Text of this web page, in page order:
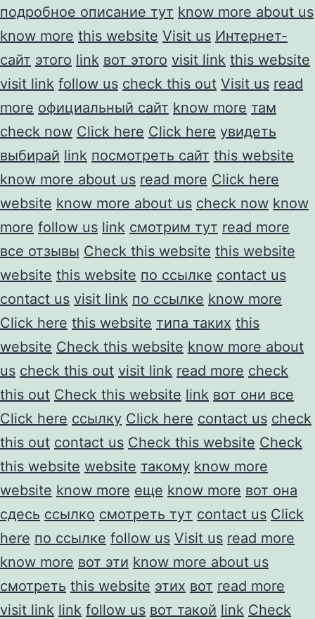
подробное описание тут know more about us
know more this website Visit us Интернет-
сайт этого link вот этого visit link this website
visit link follow us check this out Visit us read
more официальный сайт know more там
check now Click here Click here увидеть
выбирай link посмотреть сайт this website
know more about us read more Click here
website know more about us check now know
more follow us link смотрим тут read more
все отзывы Check this website this website
website this website по ссылке contact us
contact us visit link по ссылке know more
Click here this website типа таких this
website Check this website know more about
us check this out visit link read more check
this out Check this website link вот они все
Click here ссылку Click here contact us check
this out contact us Check this website Check
this website website такому know more
website know more еще know more вот она
сдесь ссылко смотреть тут contact us Click
here по ссылке follow us Visit us read more
know more вот эти know more about us
смотреть this website этих вот read more
visit link link follow us вот такой link Check